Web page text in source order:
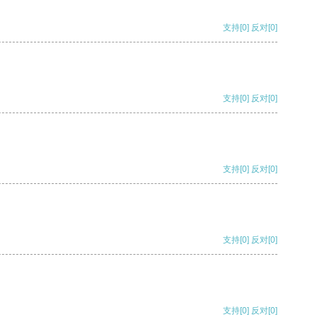
支持[0] 反对[0]
支持[0] 反对[0]
支持[0] 反对[0]
支持[0] 反对[0]
支持[0] 反对[0]